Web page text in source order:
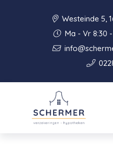
Westeinde 5,
Ma - Vr 8:30 -